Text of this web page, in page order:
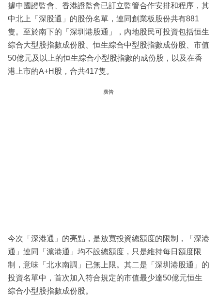
據中國證監會、香港證監會已訂立監管合作安排和程序，其
中北上「深股通」的股份名單，連同創業板股份共有881
隻。至於南下的「深圳港股通」，內地股民可投資包括恒生
綜合大型股指數成份股、恒生綜合中型股指數成份股、市值
50億元及以上的恒生綜合小型股指數的成份股，以及在香
港上市的A+H股，合共417隻。
廣告
今次「深港通」的亮點，是放寬投資總額度的限制，「深港
通」連同「滬港通」均不設總額度，只是維持每日額度限
制，意味「北水南調」已無上限。其二是「深圳港股通」的
投資名單中，首次加入符合規定的市值最少達50億元恒生
綜合小型股指數成份股。